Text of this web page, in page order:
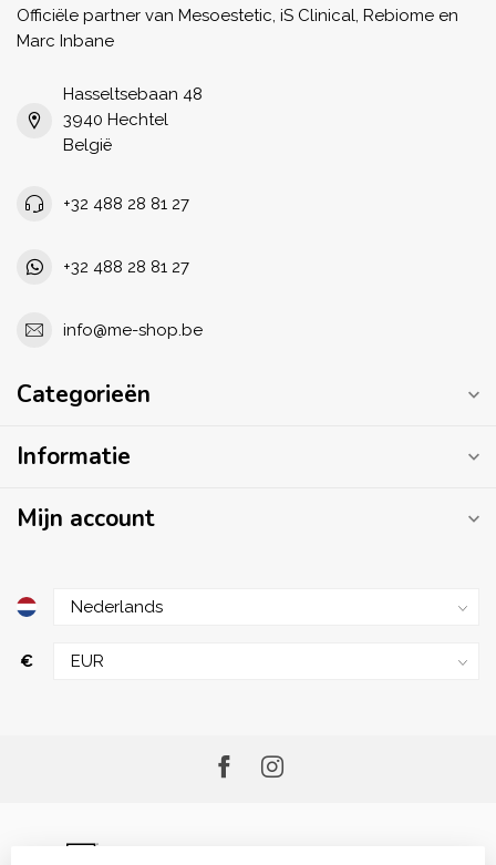
Officiële partner van Mesoestetic, iS Clinical, Rebiome en
Marc Inbane
Hasseltsebaan 48
3940 Hechtel
België
+32 488 28 81 27
+32 488 28 81 27
info@me-shop.be
Categorieën
Informatie
Mijn account
€